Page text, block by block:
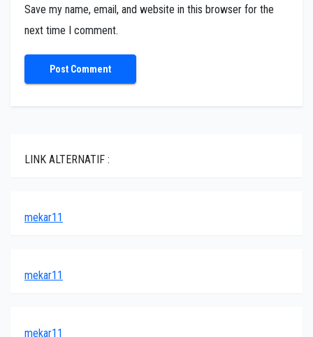
Save my name, email, and website in this browser for the
next time I comment.
LINK ALTERNATIF :
mekar11
mekar11
mekar11